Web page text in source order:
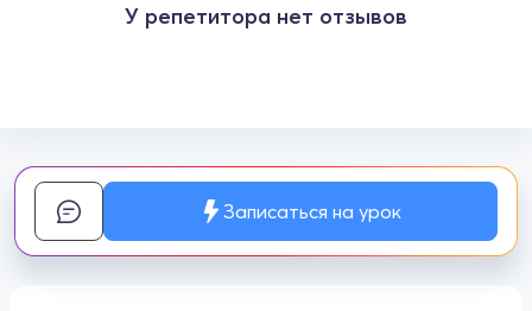
У репетитора нет отзывов
Записаться на урок